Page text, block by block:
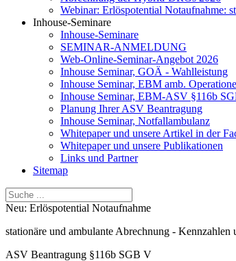
Webinar: Erlöspotential Notaufnahme:
Inhouse-Seminare
Inhouse-Seminare
SEMINAR-ANMELDUNG
Web-Online-Seminar-Angebot 2026
Inhouse Seminar, GOÄ - Wahlleistung
Inhouse Seminar, EBM amb.
Inhouse Seminar, EBM-ASV §116b
Planung Ihrer ASV Beantragung
Inhouse Seminar, Notfallambulanz
Whitepaper und unsere Artikel in der
Whitepaper und unsere Publikationen
Links und Partner
Sitemap
Neu: Erlöspotential Notaufnahme
stationäre und ambulante Abrechnung - Kennzahlen
ASV Beantragung §116b SGB V